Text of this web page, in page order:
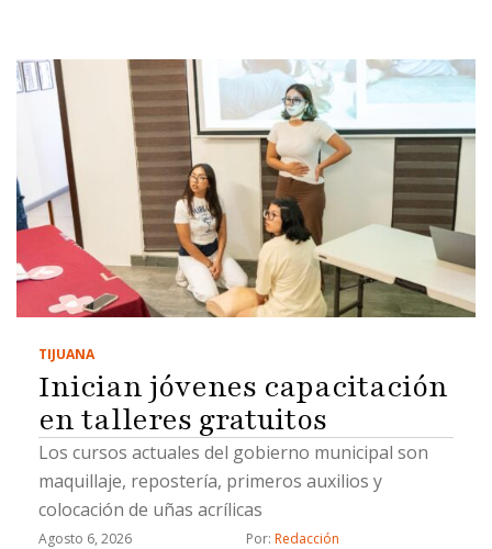
TIJUANA
Inician jóvenes capacitación
en talleres gratuitos
Los cursos actuales del gobierno municipal son
maquillaje, repostería, primeros auxilios y
colocación de uñas acrílicas
Agosto 6, 2026 Por: Redacción